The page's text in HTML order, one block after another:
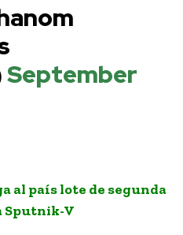
September
al país lote de segunda
Sputnik-V